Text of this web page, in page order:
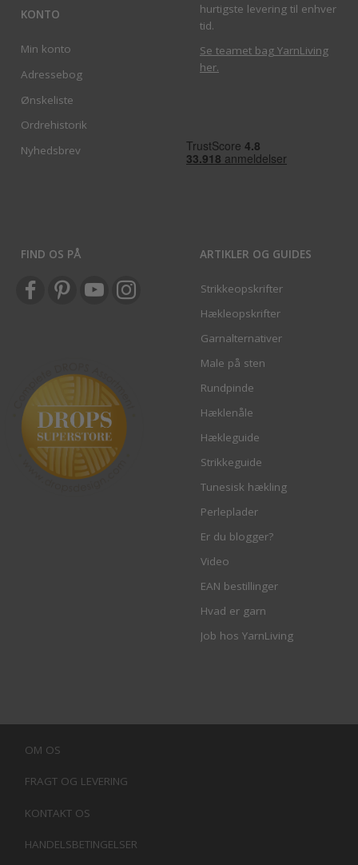
KONTO
Min konto
Adressebog
Ønskeliste
Ordrehistorik
Nyhedsbrev
hurtigste levering til enhver
tid.
Se teamet bag YarnLiving
her.
FIND OS PÅ ARTIKLER OG GUIDES
Strikkeopskrifter
Hækleopskrifter
Garnalternativer
Male på sten
Rundpinde
Hæklenåle
Hækleguide
Strikkeguide
Tunesisk hækling
Perleplader
Er du blogger?
Video
EAN bestillinger
Hvad er garn
Job hos YarnLiving
OM OS
FRAGT OG LEVERING
KONTAKT OS
HANDELSBETINGELSER